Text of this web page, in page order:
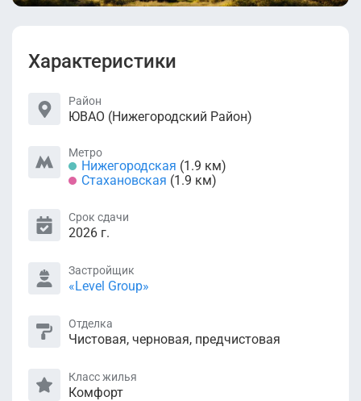
Характеристики
Район
ЮВАО (Нижегородский Район)
Метро
Нижегородская (1.9 км)
Стахановская (1.9 км)
Срок сдачи
2026 г.
Застройщик
«Level Group»
Отделка
Чистовая, черновая, предчистовая
Класс жилья
Комфорт